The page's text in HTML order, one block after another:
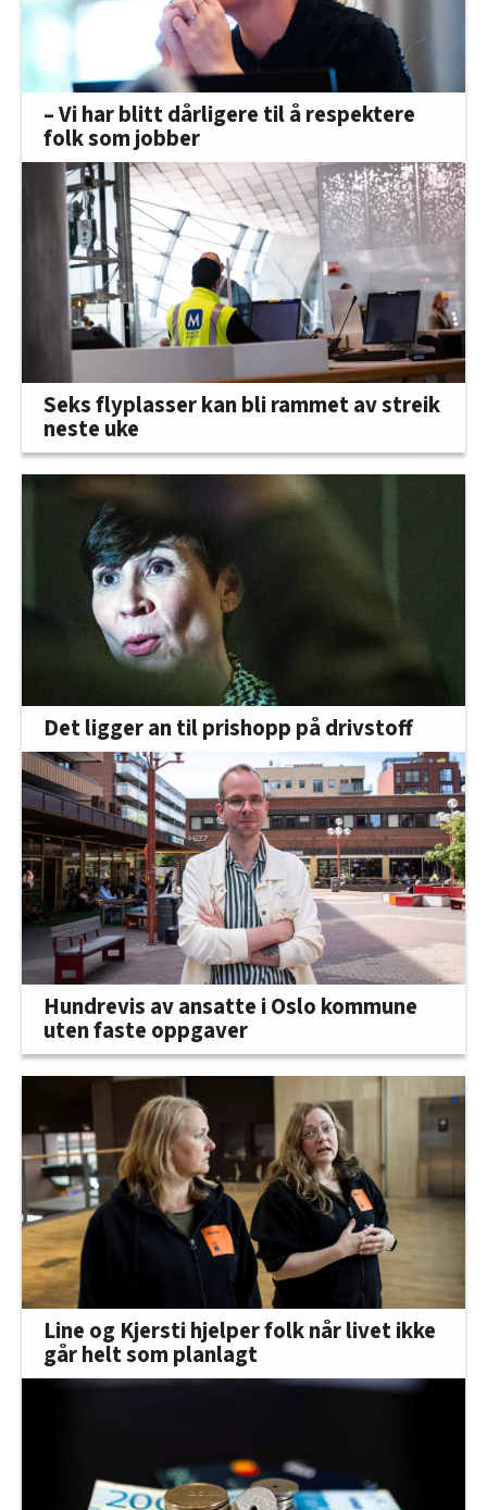
– Vi har blitt dårligere til å respektere
folk som jobber
Seks flyplasser kan bli rammet av streik
neste uke
Det ligger an til prishopp på drivstoff
Hundrevis av ansatte i Oslo kommune
uten faste oppgaver
Line og Kjersti hjelper folk når livet ikke
går helt som planlagt